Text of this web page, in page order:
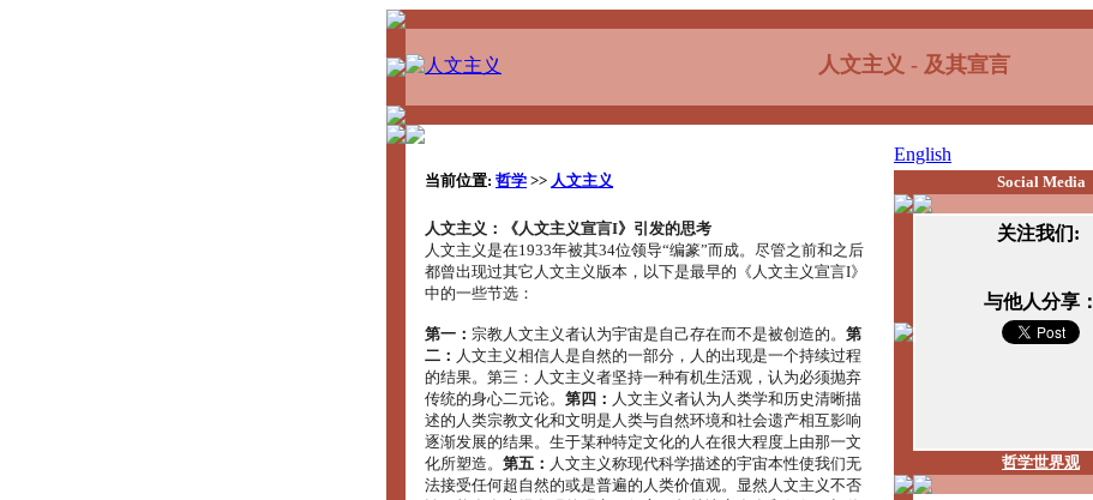
人文主义 - 及其宣言
当前位置: 哲学 >> 人文主义
人文主义：《人文主义宣言I》引发的思考
人文主义是在1933年被其34位领导“编篆”而成。尽管之前和之后
都曾出现过其它人文主义版本，以下是最早的《人文主义宣言I》
中的一些节选：
第一： 宗教人文主义者认为宇宙是自己存在而不是被创造的。 第
二： 人文主义相信人是自然的一部分，人的出现是一个持续过程
的结果。第三：人文主义者坚持一种有机生活观，认为必须抛弃
传统的身心二元论。 第四： 人文主义者认为人类学和历史清晰描
述的人类宗教文化和文明是人类与自然环境和社会遗产相互影响
逐渐发展的结果。生于某种特定文化的人在很大程度上由那一文
化所塑造。 第五： 人文主义称现代科学描述的宇宙本性使我们无
法接受任何超自然的或是普遍的人类价值观。显然人文主义不否
English
Social Media
关注我们:
与他人分享：
哲学世界观